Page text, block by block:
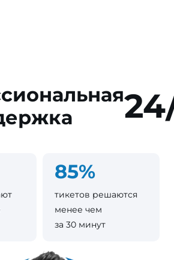
85%
тикетов решаются
менее чем
за 30 минут